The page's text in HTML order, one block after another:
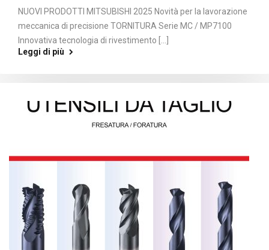
NUOVI PRODOTTI MITSUBISHI 2025 Novità per la lavorazione
meccanica di precisione TORNITURA Serie MC / MP7100
Innovativa tecnologia di rivestimento [...]
Leggi di più